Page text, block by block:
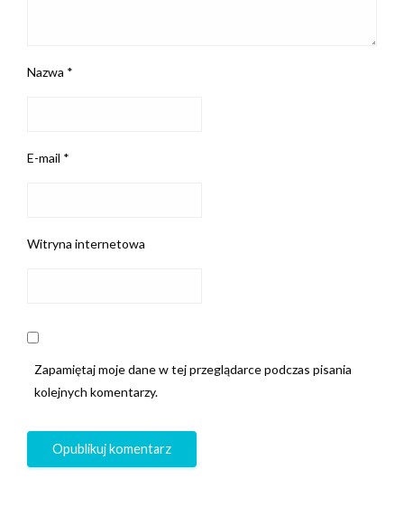
Nazwa *
E-mail *
Witryna internetowa
Zapamiętaj moje dane w tej przeglądarce podczas pisania
kolejnych komentarzy.